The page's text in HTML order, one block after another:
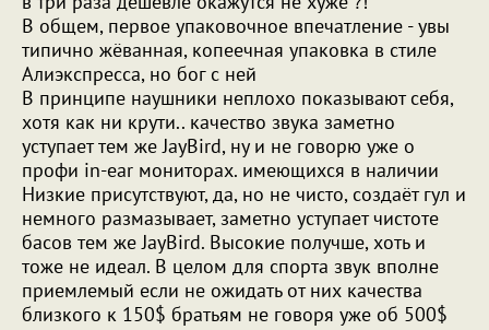
В общем, первое упаковочное впечатление - увы
типично жёванная, копеечная упаковка в стиле
Алиэкспресса, но бог с ней
В принципе наушники неплохо показывают себя,
хотя как ни крути.. качество звука заметно
уступает тем же JayBird, ну и не говорю уже о
профи in-ear мониторах. имеющихся в наличии
Низкие присутствуют, да, но не чисто, создаёт гул и
немного размазывает, заметно уступает чистоте
басов тем же JayBird. Высокие получше, хоть и
тоже не идеал. В целом для спорта звук вполне
приемлемый если не ожидать от них качества
близкого к 150$ братьям не говоря уже об 500$